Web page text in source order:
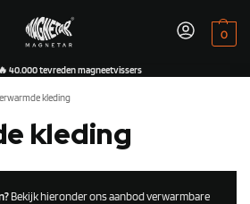
0
40.000 tevreden magneetvissers
kleding
kleding
Bekijk hieronder ons aanbod verwarmbare